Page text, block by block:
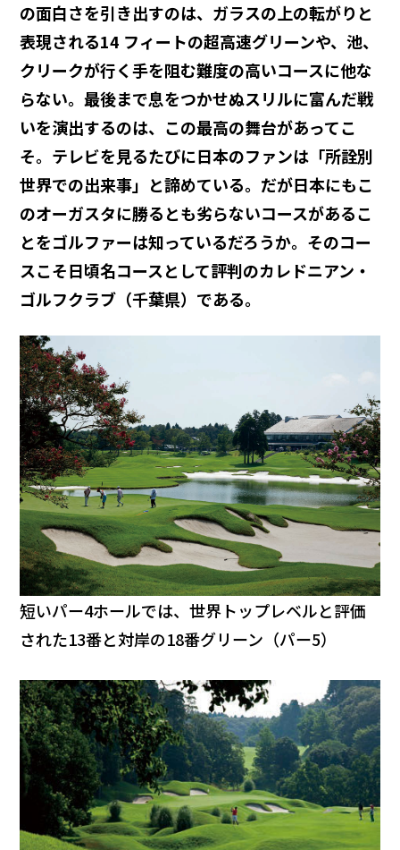
の面白さを引き出すのは、ガラスの上の転がりと
表現される14 フィートの超高速グリーンや、池、
クリークが行く手を阻む難度の高いコースに他な
らない。最後まで息をつかせぬスリルに富んだ戦
いを演出するのは、この最高の舞台があってこ
そ。テレビを見るたびに日本のファンは「所詮別
世界での出来事」と諦めている。だが日本にもこ
のオーガスタに勝るとも劣らないコースがあるこ
とをゴルファーは知っているだろうか。そのコー
スこそ日頃名コースとして評判のカレドニアン・
ゴルフクラブ（千葉県）である。
短いパー4ホールでは、世界トップレベルと評価
された13番と対岸の18番グリーン（パー5）